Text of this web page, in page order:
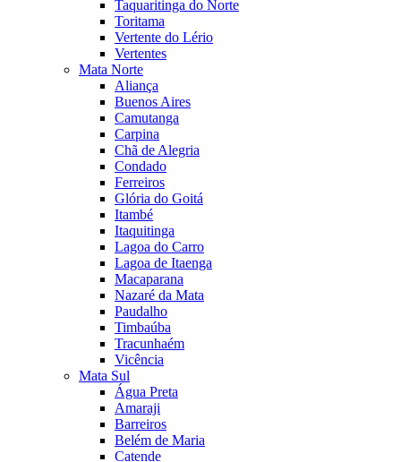
Taquaritinga do Norte
Toritama
Vertente do Lério
Vertentes
Mata Norte
Aliança
Buenos Aires
Camutanga
Carpina
Chã de Alegria
Condado
Ferreiros
Glória do Goitá
Itambé
Itaquitinga
Lagoa do Carro
Lagoa de Itaenga
Macaparana
Nazaré da Mata
Paudalho
Timbaúba
Tracunhaém
Vicência
Mata Sul
Água Preta
Amaraji
Barreiros
Belém de Maria
Catende